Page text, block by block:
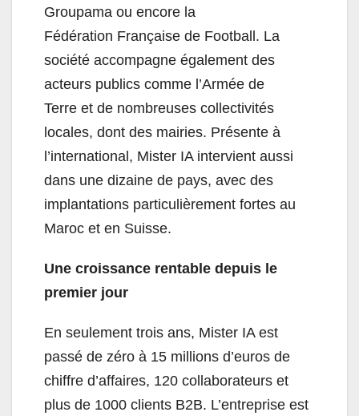
Groupama ou encore la
Fédération Française de Football. La
société accompagne également des
acteurs publics comme l’Armée de
Terre et de nombreuses collectivités
locales, dont des mairies. Présente à
l’international, Mister IA intervient aussi
dans une dizaine de pays, avec des
implantations particulièrement fortes au
Maroc et en Suisse.
Une croissance rentable depuis le
premier jour
En seulement trois ans, Mister IA est
passé de zéro à 15 millions d’euros de
chiffre d’affaires, 120 collaborateurs et
plus de 1000 clients B2B. L’entreprise est